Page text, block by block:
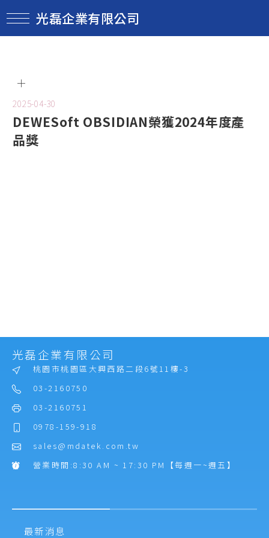
2025-04-30
DEWESoft OBSIDIAN榮獲2024年度產
品獎
光磊企業有限公司
桃園市桃園區大興西路二段6號11樓-3
03-2160750
03-2160751
0978-159-918
sales@mdatek.com.tw
營業時間:8:30 AM ~ 17:30 PM【每週一~週五】
最新消息
光磊企業有限公司